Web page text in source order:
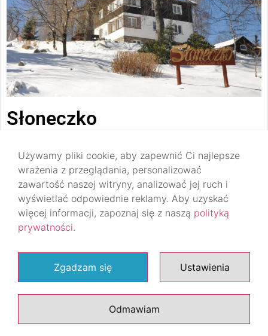
Słoneczko
DO GÓRY
Używamy pliki cookie, aby zapewnić Ci najlepsze
wrażenia z przeglądania, personalizować
zawartość naszej witryny, analizować jej ruch i
wyświetlać odpowiednie reklamy. Aby uzyskać
więcej informacji, zapoznaj się z naszą polityką
prywatności.
Zgadzam się Ustawienia
Odmawiam